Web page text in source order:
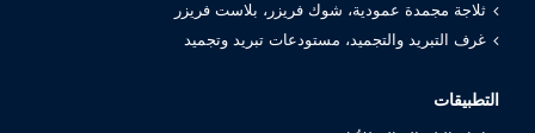
ثلاجة مجمدة عمودية، شوك فريزر، بلاست فريزر
غرف التبريد والتجميد، مستودعات تبريد وتجميد
التطبيقات